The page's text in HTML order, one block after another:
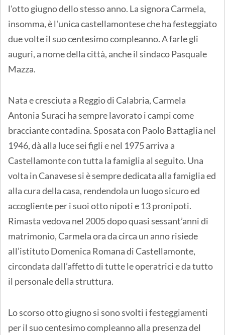
l'otto giugno dello stesso anno. La signora Carmela,
insomma, è l'unica castellamontese che ha festeggiato
due volte il suo centesimo compleanno. A farle gli
auguri, a nome della città, anche il sindaco Pasquale
Mazza.
Nata e cresciuta a Reggio di Calabria, Carmela
Antonia Suraci ha sempre lavorato i campi come
bracciante contadina. Sposata con Paolo Battaglia nel
1946, dà alla luce sei figli e nel 1975 arriva a
Castellamonte con tutta la famiglia al seguito. Una
volta in Canavese si è sempre dedicata alla famiglia ed
alla cura della casa, rendendola un luogo sicuro ed
accogliente per i suoi otto nipoti e 13 pronipoti.
Rimasta vedova nel 2005 dopo quasi sessant’anni di
matrimonio, Carmela ora da circa un anno risiede
all’istituto Domenica Romana di Castellamonte,
circondata dall’affetto di tutte le operatrici e da tutto
il personale della struttura.
Lo scorso otto giugno si sono svolti i festeggiamenti
per il suo centesimo compleanno alla presenza del